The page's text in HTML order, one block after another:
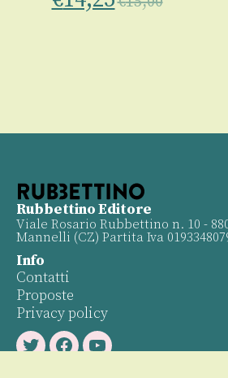
Rubbettino Editore
Viale Rosario Rubbettino n. 10 -
Mannelli (CZ) Partita Iva
Info
Contatti
Proposte
Privacy policy
TwitterFacebookYoutube